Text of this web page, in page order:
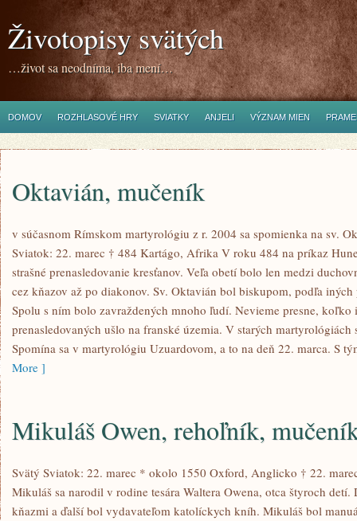
Životopisy svätých
…život sa neodníma, iba mení…
DOMOV ROZHLASOVÉ HRY SVIATKY ANJELI VÝZNAM MIEN
Oktavián, mučeník
v súčasnom Rímskom martyrológiu z r. 2004 sa spomienka na sv.
Sviatok: 22. marec † 484 Kartágo, Afrika V roku 484 na príkaz
strašné prenasledovanie kresťanov. Veľa obetí bolo len medzi
cez kňazov až po diakonov. Sv. Oktavián bol biskupom, podľa
Spolu s ním bolo zavraždených mnoho ľudí. Nevieme presne, koľko
prenasledovaných ušlo na franské územia. V starých martyrológiách
Spomína sa v martyrológiu Uzuardovom, a to na deň 22. marca. S
More ]
Mikuláš Owen, rehoľník,
Svätý Sviatok: 22. marec * okolo 1550 Oxford, Anglicko † 22.
Mikuláš sa narodil v rodine tesára Waltera Owena, otca štyroch
kňazmi a ďalší bol vydavateľom katolíckych kníh. Mikuláš bol